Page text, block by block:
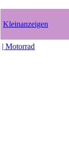
Kleinanzeigen
| Motorrad